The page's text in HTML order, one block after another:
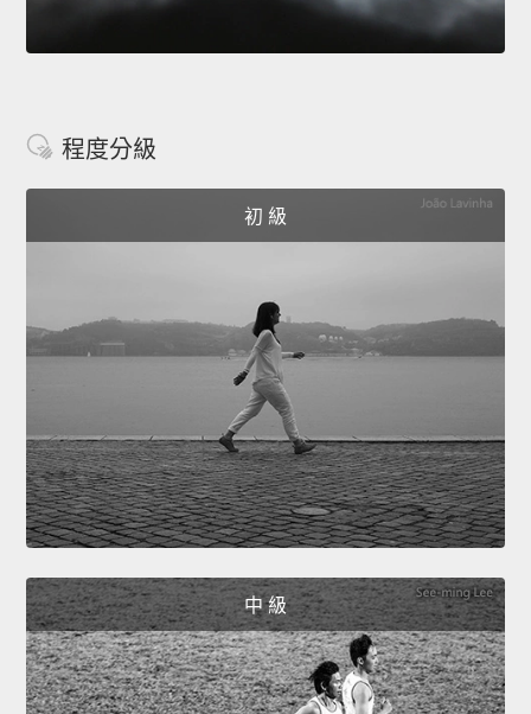
程度分級
初 級
中 級